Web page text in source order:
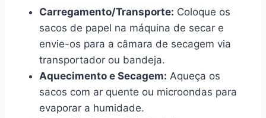
Carregamento/Transporte: Coloque os
sacos de papel na máquina de secar e
envie-os para a câmara de secagem via
transportador ou bandeja.
Aquecimento e Secagem: Aqueça os
sacos com ar quente ou microondas para
evaporar a humidade.